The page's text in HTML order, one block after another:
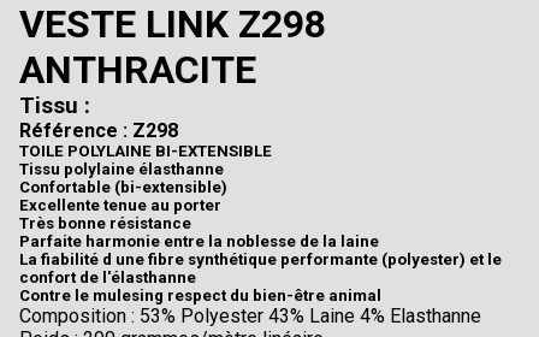
VESTE LINK Z298
ANTHRACITE
Tissu :
Référence : Z298
TOILE POLYLAINE BI-EXTENSIBLE
Tissu polylaine élasthanne
Confortable (bi-extensible)
Excellente tenue au porter
Très bonne résistance
Parfaite harmonie entre la noblesse de la laine
La fiabilité d une fibre synthétique performante (polyester) et le
confort de l'élasthanne
Contre le mulesing respect du bien-être animal
Composition : 53% Polyester 43% Laine 4% Elasthanne